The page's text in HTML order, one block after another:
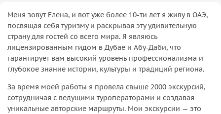
Меня зовут Елена, и вот уже более 10-ти лет я живу в ОАЭ,
посвящая себя туризму и раскрывая эту удивительную
страну для гостей со всего мира. Я являюсь
лицензированным гидом в Дубае и Абу-Даби, что
гарантирует вам высокий уровень профессионализма и
глубокое знание истории, культуры и традиций региона.
За время моей работы я провела свыше 2000 экскурсий,
сотрудничая с ведущими туроператорами и создавая
уникальные авторские маршруты. Мои экскурсии — это